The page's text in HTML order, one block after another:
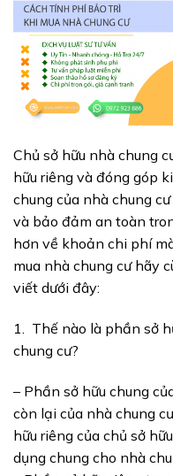
Chủ sở hữu nhà chung
hữu riêng và đóng góp
chung của nhà chung
và bảo đảm an toàn
hơn về khoản chi phí
mua nhà chung cưhãy
viết dưới đây:
1. Thế nào là phần sở
chung cư?
– Phần sở hữu chung
còn lại của nhà chung
hữu riêng của chủ sở
dụng chung cho nhà